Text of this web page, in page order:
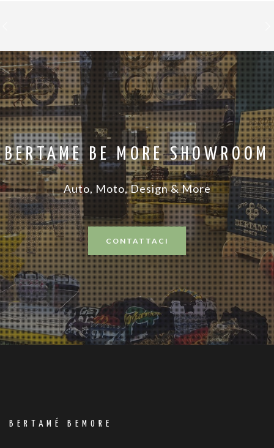
BERTAME BE MORE SHOWROOM
Auto, Moto, Design & More
CONTATTACI
BERTAMÉ BEMORE